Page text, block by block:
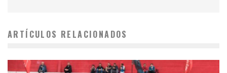
ARTÍCULOS RELACIONADOS